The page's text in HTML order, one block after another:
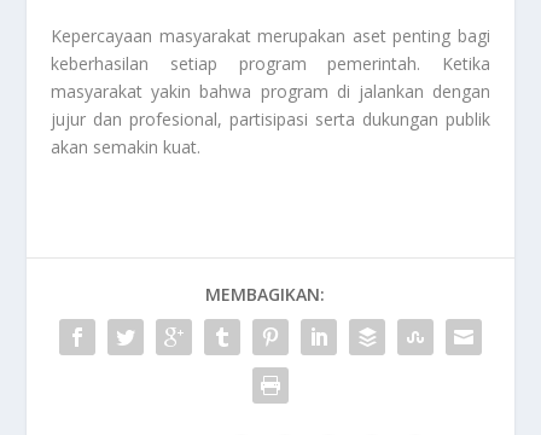
Kepercayaan masyarakat merupakan aset penting bagi
keberhasilan setiap program pemerintah. Ketika
masyarakat yakin bahwa program di jalankan dengan
jujur dan profesional, partisipasi serta dukungan publik
akan semakin kuat.
MEMBAGIKAN: